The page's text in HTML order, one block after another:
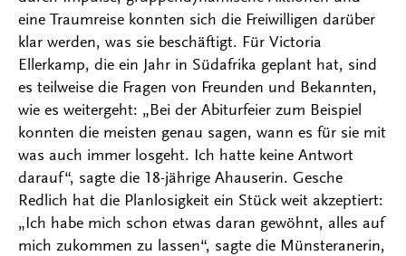
eine Traumreise konnten sich die Freiwilligen darüber
klar werden, was sie beschäftigt. Für Victoria
Ellerkamp, die ein Jahr in Südafrika geplant hat, sind
es teilweise die Fragen von Freunden und Bekannten,
wie es weitergeht: „Bei der Abiturfeier zum Beispiel
konnten die meisten genau sagen, wann es für sie mit
was auch immer losgeht. Ich hatte keine Antwort
darauf“, sagte die 18-jährige Ahauserin. Gesche
Redlich hat die Planlosigkeit ein Stück weit akzeptiert:
„Ich habe mich schon etwas daran gewöhnt, alles auf
mich zukommen zu lassen“, sagte die Münsteranerin,